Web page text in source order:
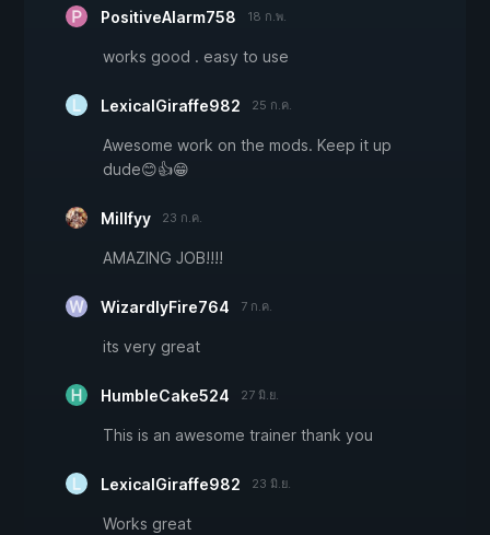
PositiveAlarm758 18 ก.พ.
works good . easy to use
LexicalGiraffe982 25 ก.ค.
Awesome work on the mods. Keep it up
dude😊👍😁
Millfyy 23 ก.ค.
AMAZING JOB!!!!
WizardlyFire764 7 ก.ค.
its very great
HumbleCake524 27 มิ.ย.
This is an awesome trainer thank you
LexicalGiraffe982 23 มิ.ย.
Works great